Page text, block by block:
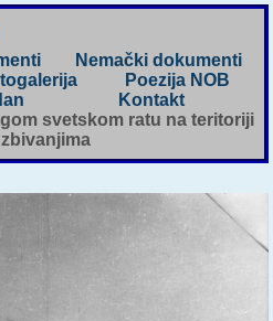
Nemački dokumenti
Poezija NOB
Kontakt
svetskom ratu na teritoriji